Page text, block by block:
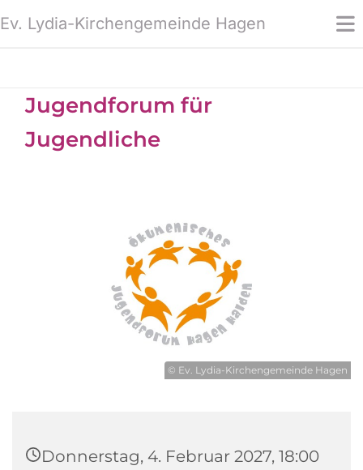
Ev. Lydia-Kirchengemeinde Hagen
Jugendforum für
Jugendliche
© Ev. Lydia-Kirchengemeinde Hagen
Donnerstag, 4. Februar 2027, 18:00